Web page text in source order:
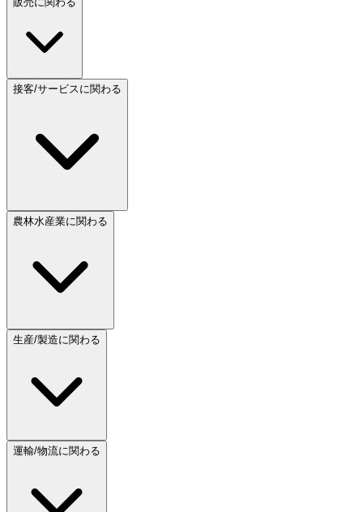
接客/サービスに関わる
農林水産業に関わる
生産/製造に関わる
運輸/物流に関わる